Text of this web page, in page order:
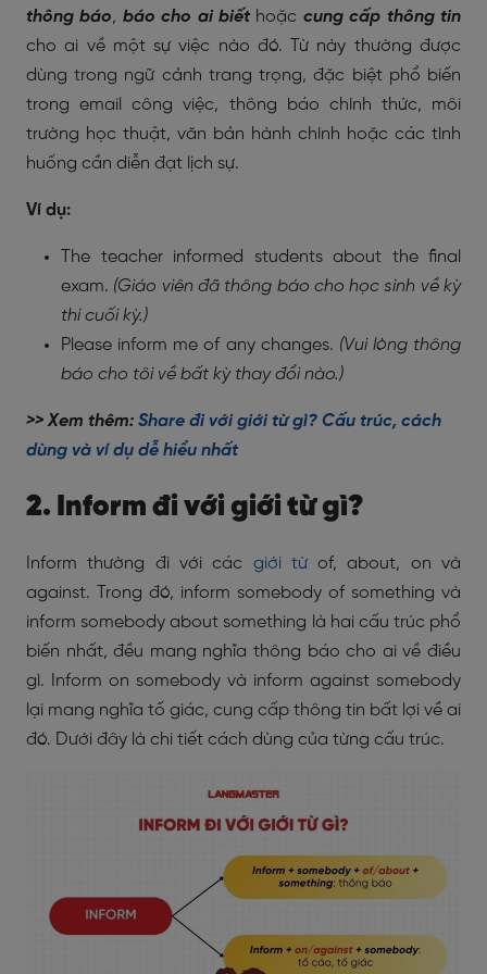
thông báo, báo cho ai biết hoặc cung cấp thông tin
cho ai về một sự việc nào đó. Từ này thường được
dùng trong ngữ cảnh trang trọng, đặc biệt phổ biến
trong email công việc, thông báo chính thức, môi
trường học thuật, văn bản hành chính hoặc các tình
huống cần diễn đạt lịch sự.
Ví dụ:
The teacher informed students about the final
exam. (Giáo viên đã thông báo cho học sinh về kỳ
thi cuối kỳ.)
Please inform me of any changes. (Vui lòng thông
báo cho tôi về bất kỳ thay đổi nào.)
>> Xem thêm: Share đi với giới từ gì? Cấu trúc, cách
dùng và ví dụ dễ hiểu nhất
2. Inform đi với giới từ gì?
Inform thường đi với các giới từof, about, on và
against. Trong đó, inform somebody of something và
inform somebody about something là hai cấu trúc phổ
biến nhất, đều mang nghĩa thông báo cho ai về điều
gì. Inform on somebody và inform against somebody
lại mang nghĩa tố giác, cung cấp thông tin bất lợi về ai
đó. Dưới đây là chi tiết cách dùng của từng cấu trúc.